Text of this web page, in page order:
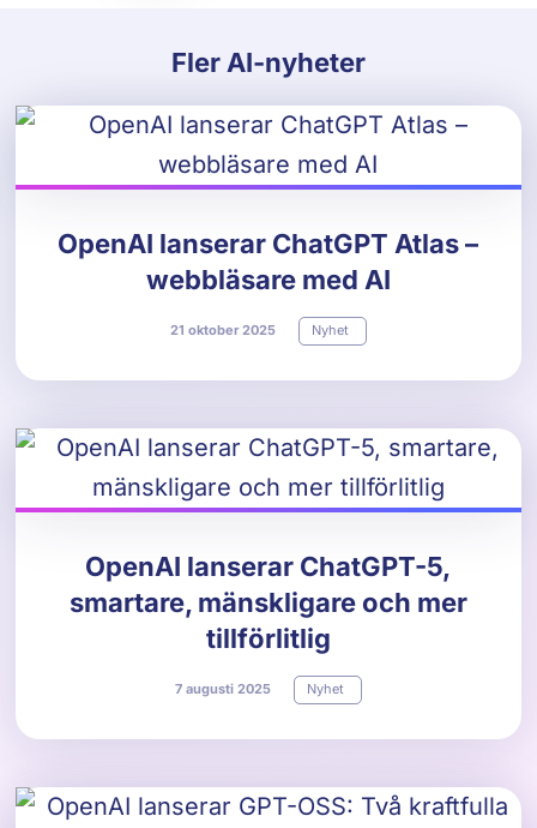
Fler AI-nyheter
OpenAI lanserar ChatGPT Atlas –
webbläsare med AI
21 oktober 2025 Nyhet
OpenAI lanserar ChatGPT-5,
smartare, mänskligare och mer
tillförlitlig
7 augusti 2025 Nyhet